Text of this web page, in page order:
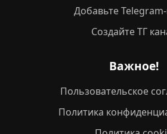
Добавьте
Создайте ТГ
Важное!
Пользовательское
Политика